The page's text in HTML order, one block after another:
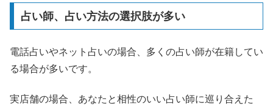
占い師、占い方法の選択肢が多い
電話占いやネット占いの場合、多くの占い師が在籍してい
る場合が多いです。
実店舗の場合、あなたと相性のいい占い師に巡り合えた